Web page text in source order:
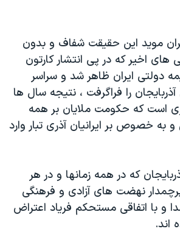
آمریکا ۲۰۲۴
به اسرائیل
آزادی
مويد اين حقيقت شفاف و بدون
های اخير که در پی انتشار کارتون
دولتی ايران ظاهر شد و سراسر
را فراگرفت ، نتيجه سال ها
است که حکومت ملايان بر همه
و به خصوص بر ايرانيان آذری تبار وارد
که در همه زمانها و در هر
نهضت های آزادی و فرهنگی
و با اتفاقی مستحکم فرياد اعتراض
اند.